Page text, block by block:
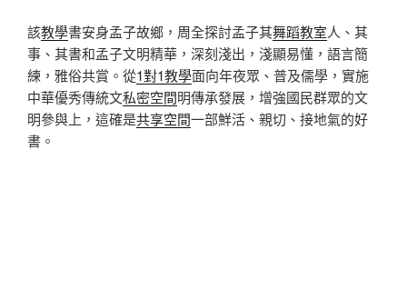
該教學書安身孟子故鄉，周全探討孟子其舞蹈教室人、其
事、其書和孟子文明精華，深刻淺出，淺顯易懂，語言簡
練，雅俗共賞。從1對1教學面向年夜眾、普及儒學，實施
中華優秀傳統文私密空間明傳承發展，增強國民群眾的文
明參與上，這確是共享空間一部鮮活、親切、接地氣的好
書。